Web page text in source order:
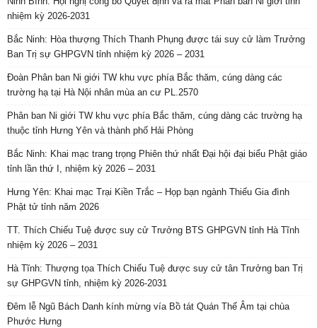
nhiệm kỳ 2026-2031
Bắc Ninh: Hòa thượng Thích Thanh Phụng được tái suy cử làm Trưởng
Ban Trị sự GHPGVN tỉnh nhiệm kỳ 2026 – 2031
Đoàn Phân ban Ni giới TW khu vực phía Bắc thăm, cúng dàng các
trường hạ tại Hà Nội nhân mùa an cư PL.2570
Phân ban Ni giới TW khu vực phía Bắc thăm, cúng dàng các trường hạ
thuộc tỉnh Hưng Yên và thành phố Hải Phòng
Bắc Ninh: Khai mạc trang trọng Phiên thứ nhất Đại hội đại biểu Phật giáo
tỉnh lần thứ I, nhiệm kỳ 2026 – 2031
Hưng Yên: Khai mạc Trại Kiền Trắc – Họp bạn ngành Thiếu Gia đình
Phật tử tỉnh năm 2026
TT. Thích Chiếu Tuệ được suy cử Trưởng BTS GHPGVN tỉnh Hà Tĩnh
nhiệm kỳ 2026 – 2031
Hà Tĩnh: Thượng tọa Thích Chiếu Tuệ được suy cử tân Trưởng ban Trị
sự GHPGVN tỉnh, nhiệm kỳ 2026-2031
Đêm lễ Ngũ Bách Danh kính mừng vía Bồ tát Quán Thế Âm tại chùa
Phước Hưng